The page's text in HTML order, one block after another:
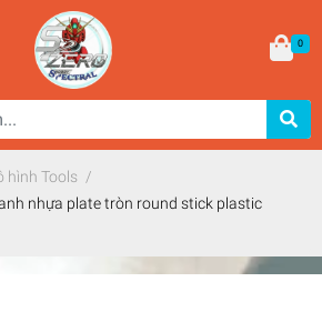
0
hình Tools /
nhựa plate tròn round stick plastic